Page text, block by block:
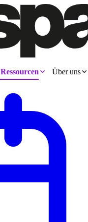
Ressourcen Über uns